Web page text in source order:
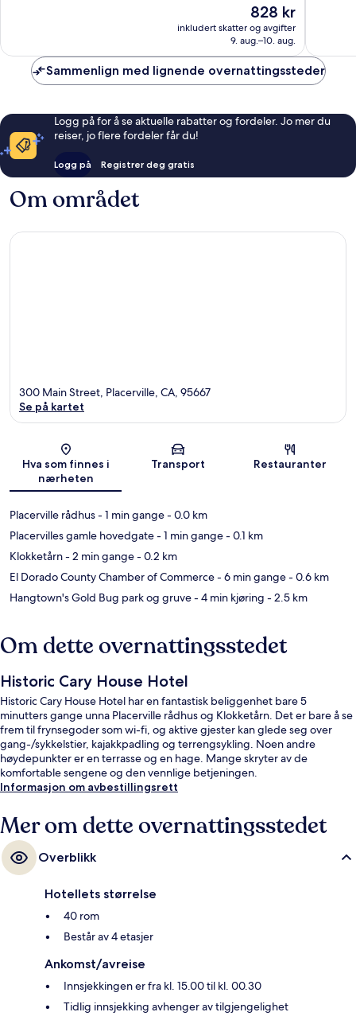
anmeldelser
Prisen
828 kr
828 kr
inkludert skatter og avgifter
9. aug.–10. aug.
Sammenlign med lignende overnattingssteder
Logg på for å se aktuelle rabatter og fordeler. Jo mer du
reiser, jo flere fordeler får du!
Logg på Registrer deg gratis
Om området
Kart
300 Main Street, Placerville, CA, 95667
Se på kartet
Hva som finnes i
nærheten
Transport Restauranter
Placerville rådhus- 1 min gange- 0.0 km
Placervilles gamle hovedgate- 1 min gange- 0.1 km
Klokketårn- 2 min gange- 0.2 km
El Dorado County Chamber of Commerce- 6 min gange- 0.6 km
Hangtown's Gold Bug park og gruve- 4 min kjøring - 2.5 km
Om dette overnattingsstedet
Historic Cary House Hotel
Historic Cary House Hotel har en fantastisk beliggenhet bare 5
minutters gange unna Placerville rådhus og Klokketårn. Det er bare å se
frem til frynsegoder som wi-fi, og aktive gjester kan glede seg over
gang-/sykkelstier, kajakkpadling og terrengsykling. Noen andre
høydepunkter er en terrasse og en hage. Mange skryter av de
komfortable sengene og den vennlige betjeningen.
Informasjon om avbestillingsrett
Mer om dette overnattingsstedet
Overblikk
Hotellets størrelse
40 rom
Består av 4 etasjer
Ankomst/avreise
Innsjekkingen er fra kl. 15.00 til kl. 00.30
Tidlig innsjekking avhenger av tilgjengelighet